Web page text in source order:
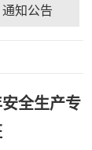
通知公告
全生产专